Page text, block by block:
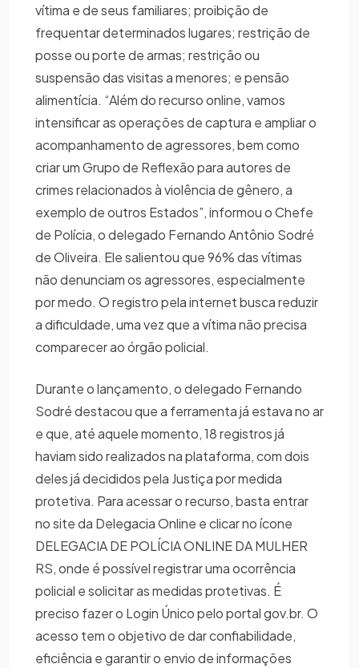
vítima e de seus familiares; proibição de
frequentar determinados lugares; restrição de
posse ou porte de armas; restrição ou
suspensão das visitas a menores; e pensão
alimentícia. “Além do recurso online, vamos
intensificar as operações de captura e ampliar o
acompanhamento de agressores, bem como
criar um Grupo de Reflexão para autores de
crimes relacionados à violência de gênero, a
exemplo de outros Estados”, informou o Chefe
de Polícia, o delegado Fernando Antônio Sodré
de Oliveira. Ele salientou que 96% das vítimas
não denunciam os agressores, especialmente
por medo. O registro pela internet busca reduzir
a dificuldade, uma vez que a vítima não precisa
comparecer ao órgão policial.
Durante o lançamento, o delegado Fernando
Sodré destacou que a ferramenta já estava no ar
e que, até aquele momento, 18 registros já
haviam sido realizados na plataforma, com dois
deles já decididos pela Justiça por medida
protetiva. Para acessar o recurso, basta entrar
no site da Delegacia Online e clicar no ícone
DELEGACIA DE POLÍCIA ONLINE DA MULHER
RS, onde é possível registrar uma ocorrência
policial e solicitar as medidas protetivas. É
preciso fazer o Login Único pelo portal gov.br. O
acesso tem o objetivo de dar confiabilidade,
eficiência e garantir o envio de informações